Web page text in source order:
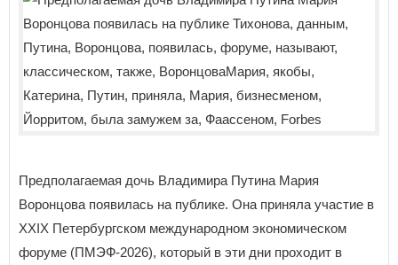
Предполагаемая дочь Владимира Путина Мария
Воронцова появилась на публике. Она приняла участие в
XXIX Петербургском международном экономическом
форуме (ПМЭФ-2026), который в эти дни проходит в